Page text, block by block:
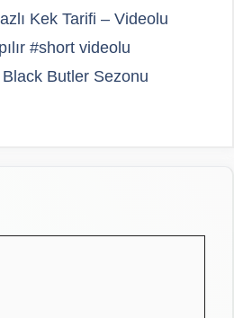
Kek Tarifi – Videolu
#short videolu
Black Butler Sezonu